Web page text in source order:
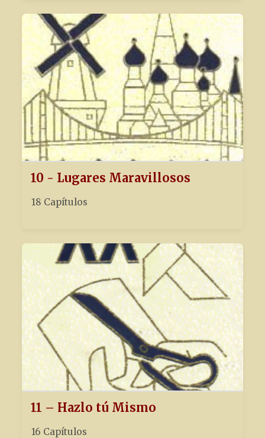
10 - Lugares Maravillosos
18 Capítulos
11 – Hazlo tú Mismo
16 Capítulos